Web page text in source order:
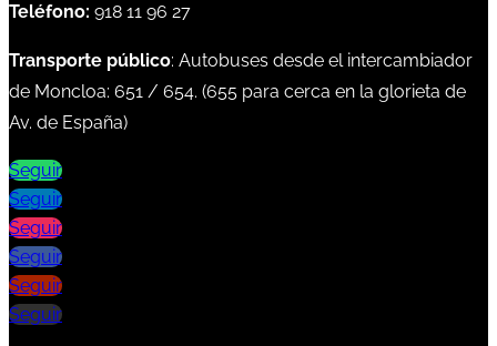
Teléfono: 918 11 96 27
Transporte público: Autobuses desde el intercambiador
de Moncloa: 651 / 654. (655 para cerca en la glorieta de
Av. de España)
Seguir
Seguir
Seguir
Seguir
Seguir
Seguir